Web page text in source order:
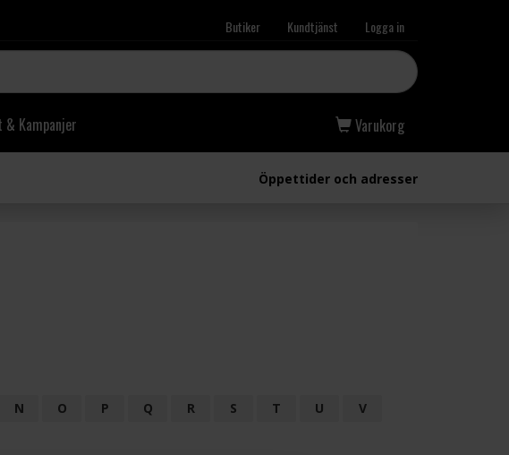
Butiker Kundtjänst Logga in
& Kampanjer Varukorg
Öppettider och adresser
N O P Q R S T U
V